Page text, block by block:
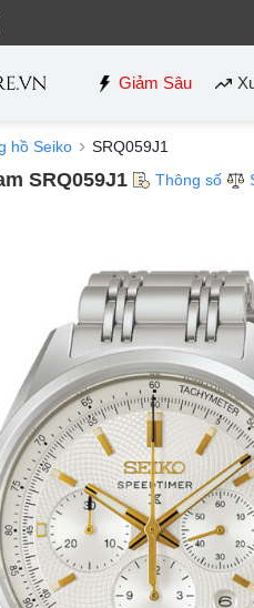
Giảm Sâu
hồ Seiko SRQ059J1
SRQ059J1 Thông số